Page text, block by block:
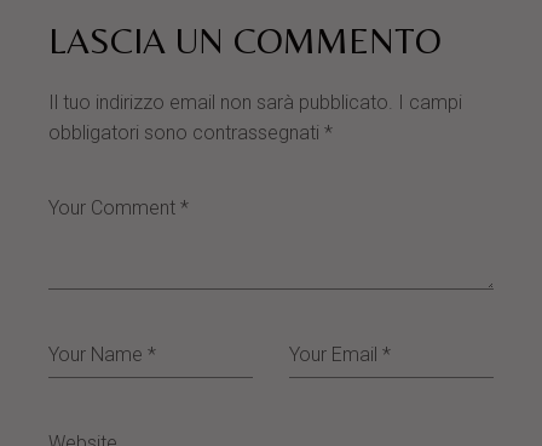
LASCIA UN COMMENTO
Il tuo indirizzo email non sarà pubblicato. I campi
obbligatori sono contrassegnati*